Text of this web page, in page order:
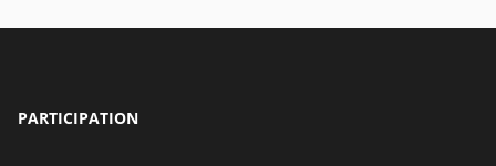
PARTICIPATION